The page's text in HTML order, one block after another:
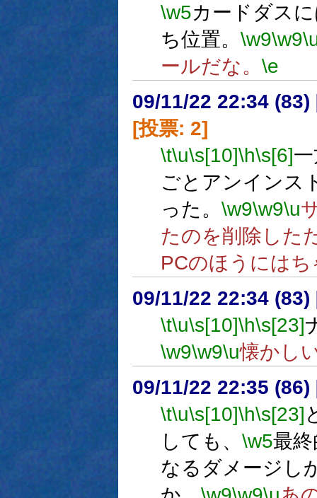
\w5カードダス
ち位置。 \w9\w9
ールだな。 \e
09/11/22 22:34 (83)
[投票: 2]
\t\u\s[10]\h\s[6]
ごとアンインス
った。 \w9\w9\u
たのを削除した
PCのほうには
09/11/22 22:34 (83)
\t\u\s[10]\h\s[23]
\w9\w9\u懐かし
09/11/22 22:35 (86)
\t\u\s[10]\h\s[23]
しても、 \w5最
なるダメージし